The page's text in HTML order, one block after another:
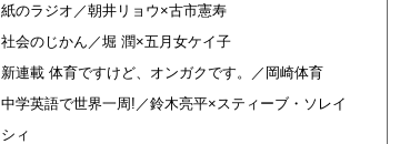
紙のラジオ／朝井リョウ×古市憲寿
社会のじかん／堀 潤×五月女ケイ子
新連載 体育ですけど、オンガクです。／岡崎体育
中学英語で世界一周!／鈴木亮平×スティーブ・ソレイ
シィ